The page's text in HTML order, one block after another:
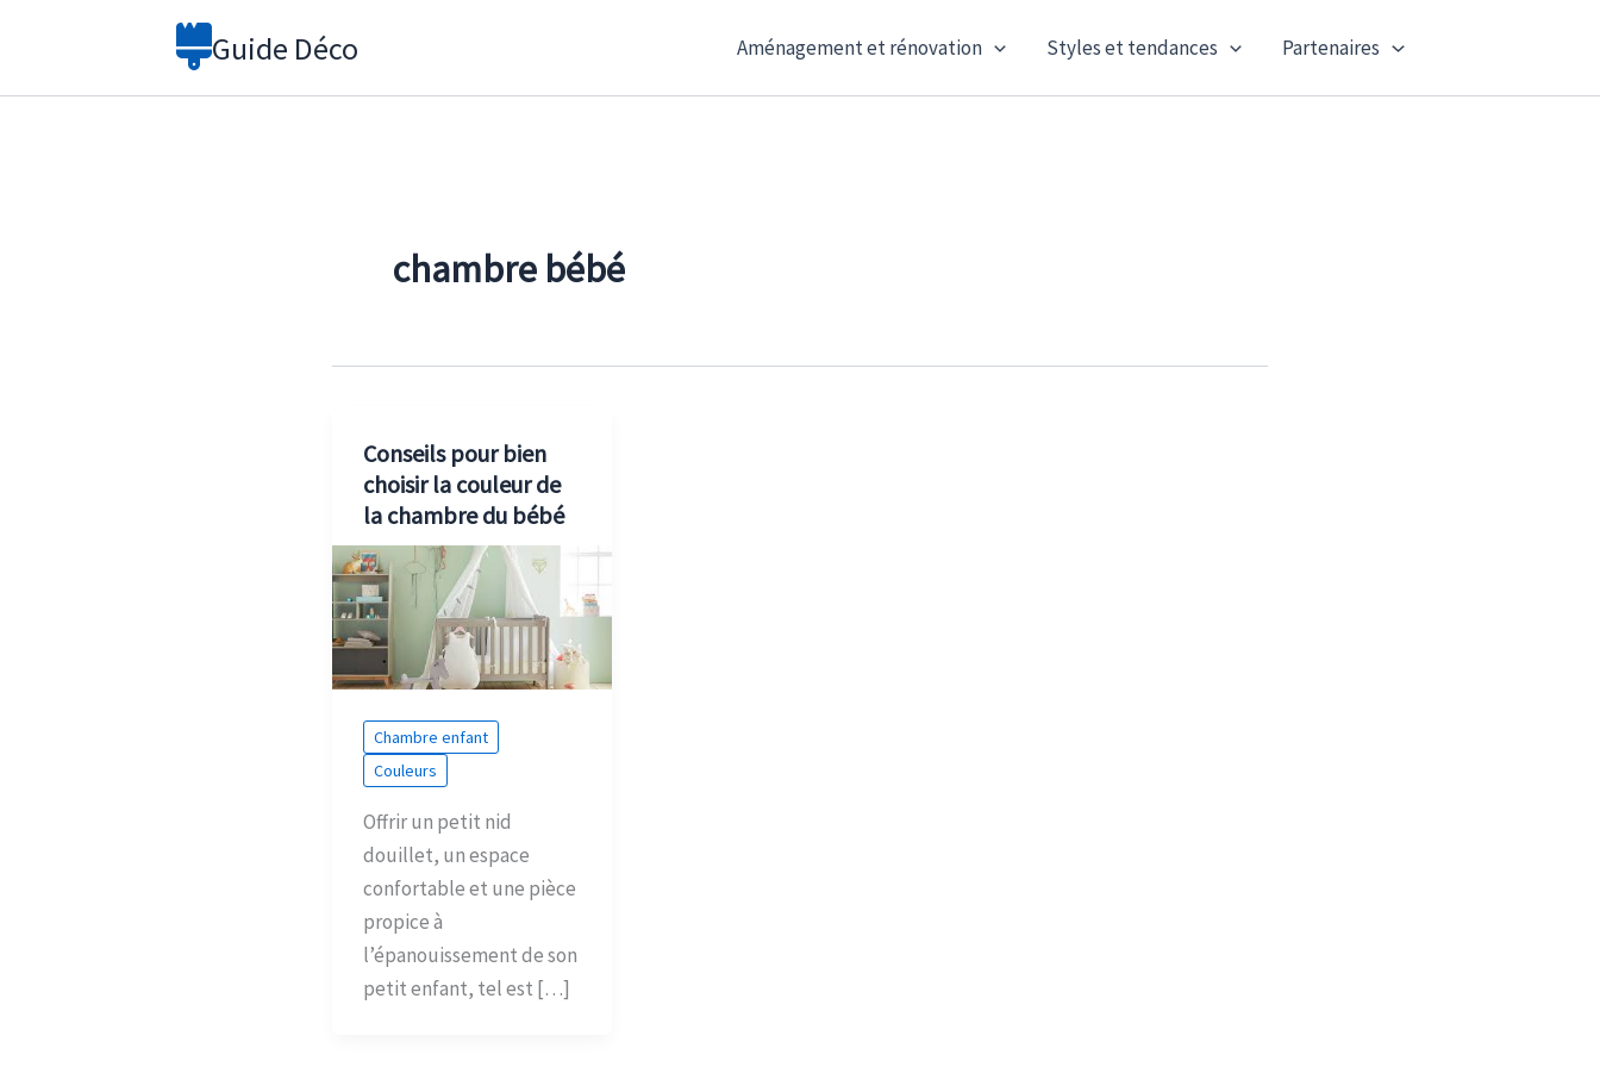
Guide Déco Aménagement et rénovation Styles et tendances Partenaires
chambre bébé
Conseils pour bien
choisir la couleur de
la chambre du bébé
Chambre enfant
Couleurs
Offrir un petit nid
douillet, un espace
confortable et une pièce
propice à
l’épanouissement de son
petit enfant, tel est […]